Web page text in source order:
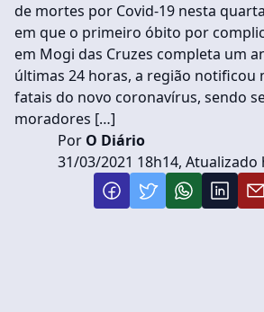
de mortes por Covid-19 nesta
em que o primeiro óbito por
em Mogi das Cruzes completa um
últimas 24 horas, a região notificou
fatais do novo coronavírus, sendo
moradores […]
Por O Diário
31/03/2021 18h14, Atualizado